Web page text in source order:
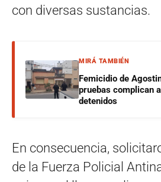
con diversas sustancias.
MIRÁ TAMBIÉN
Femicidio de
pruebas complican
detenidos
En consecuencia,
de la Fuerza Policial